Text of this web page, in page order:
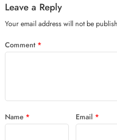
Leave a Reply
Your email address will not be
Comment *
Name * Email *